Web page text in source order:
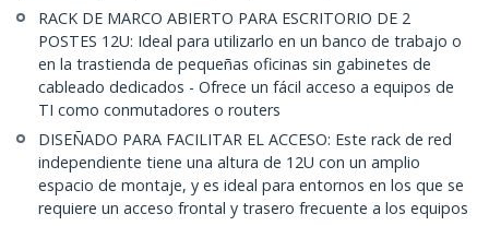
RACK DE MARCO ABIERTO PARA ESCRITORIO DE 2
POSTES 12U: Ideal para utilizarlo en un banco de trabajo o
en la trastienda de pequeñas oficinas sin gabinetes de
cableado dedicados - Ofrece un fácil acceso a equipos de
TI como conmutadores o routers
DISEÑADO PARA FACILITAR EL ACCESO: Este rack de red
independiente tiene una altura de 12U con un amplio
espacio de montaje, y es ideal para entornos en los que se
requiere un acceso frontal y trasero frecuente a los equipos